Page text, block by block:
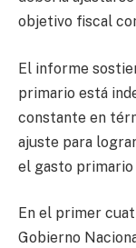
objetivo fiscal
El informe
primario está
constante en
ajuste para
el gasto primario
En el primer
Gobierno